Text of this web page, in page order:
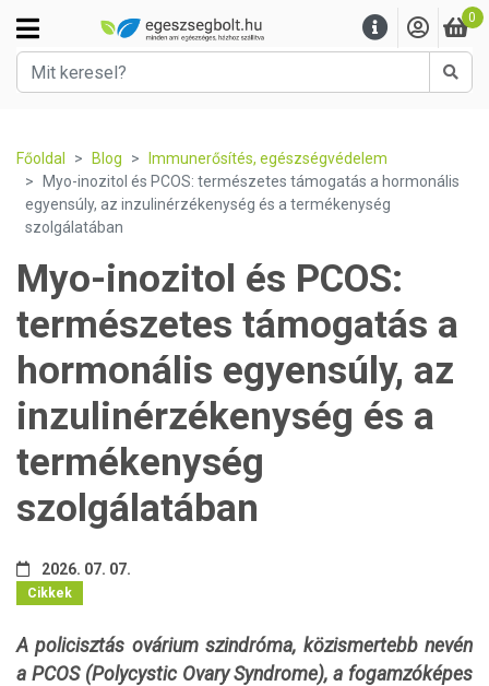
0
Főoldal Blog
Immunerősítés, egészségvédelem
Myo-inozitol és PCOS: természetes támogatás a hormonális
egyensúly, az inzulinérzékenység és a termékenység
szolgálatában
Myo-inozitol és PCOS:
természetes támogatás a
hormonális egyensúly, az
inzulinérzékenység és a
termékenység
szolgálatában
2026. 07. 07.
Cikkek
A policisztás ovárium szindróma, közismertebb nevén
a PCOS (Polycystic Ovary Syndrome), a fogamzóképes